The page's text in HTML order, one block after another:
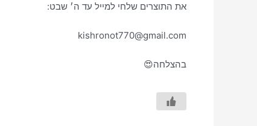
את התוצרים שלחי למייל עד ה׳ שבט:
kishronot770@gmail.com
בהצלחה😍